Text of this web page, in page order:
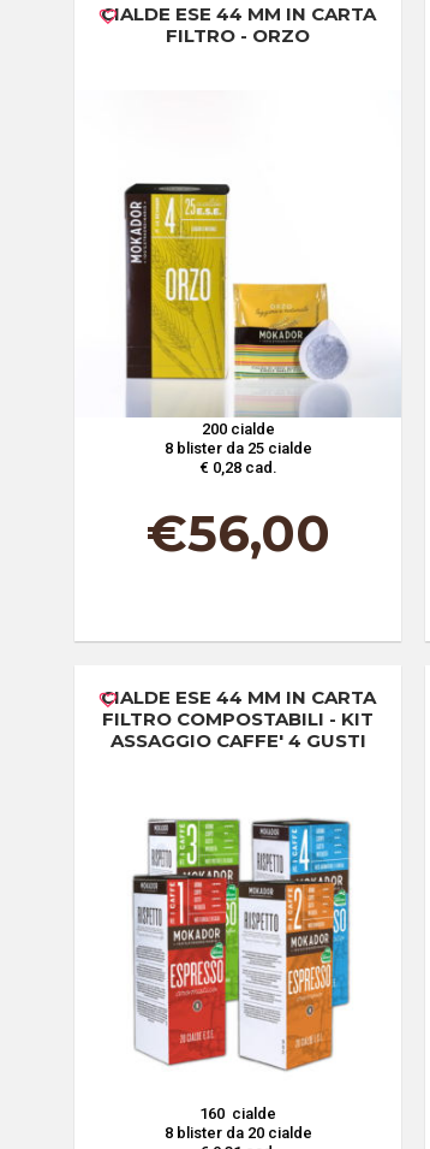
CIALDE ESE 44 MM IN CARTA
FILTRO - ORZO
200 cialde
8 blister da 25 cialde
€ 0,28 cad.
€56,00
CIALDE ESE 44 MM IN CARTA
FILTRO COMPOSTABILI - KIT
ASSAGGIO CAFFE' 4 GUSTI
160 cialde
8 blister da 20 cialde